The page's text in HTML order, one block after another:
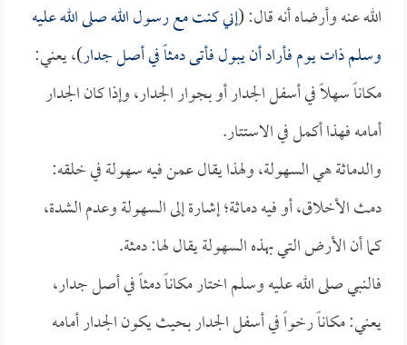
الله عنه وأرضاه أنه قال: (إني كنت مع رسول الله صلى الله عليه
وسلم ذات يوم فأراد أن يبول فأتى دمثاً في أصل جدار)، يعني:
مكاناً سهلاً في أسفل الجدار أو بجوار الجدار، وإذا كان الجدار
أمامه فهذا أكمل في الاستتار.
والدماثة هي السهولة، ولهذا يقال عمن فيه سهولة في خلقه:
دمث الأخلاق، أو فيه دماثة؛ إشارة إلى السهولة وعدم الشدة،
كما أن الأرض التي بهذه السهولة يقال لها: دمثة.
فالنبي صلى الله عليه وسلم اختار مكاناً دمثاً في أصل جدار،
يعني: مكاناً رخواً في أسفل الجدار بحيث يكون الجدار أمامه